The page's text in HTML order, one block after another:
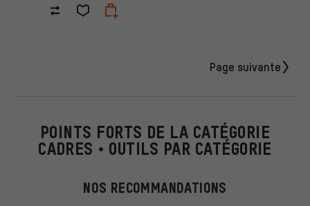
Page suivante
POINTS FORTS DE LA CATÉGORIE
CADRES • OUTILS PAR CATÉGORIE
NOS RECOMMANDATIONS